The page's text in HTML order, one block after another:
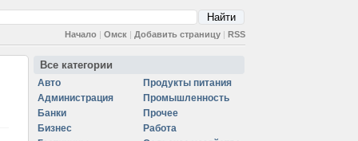
Начало | Омск | Добавить страницу | RSS
Все категории
Авто
Администрация
Банки
Бизнес
Продукты питания
Промышленность
Прочее
Работа